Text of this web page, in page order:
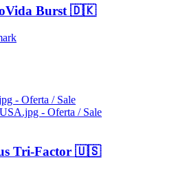
Burst 🇩🇰
Tri-Factor 🇺🇸